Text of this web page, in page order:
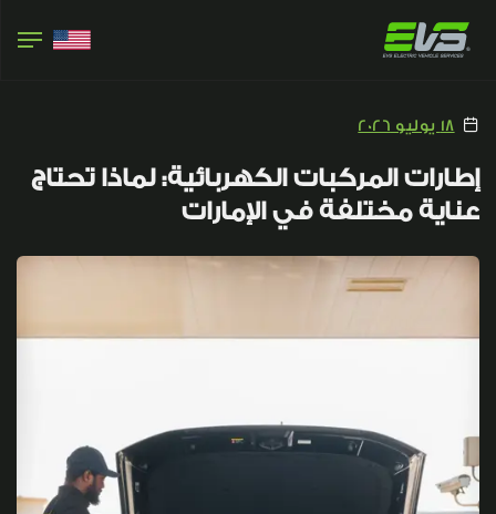
18 يوليو 2026
إطارات المركبات الكهربائية: لماذا تحتاج
عناية مختلفة في الإمارات